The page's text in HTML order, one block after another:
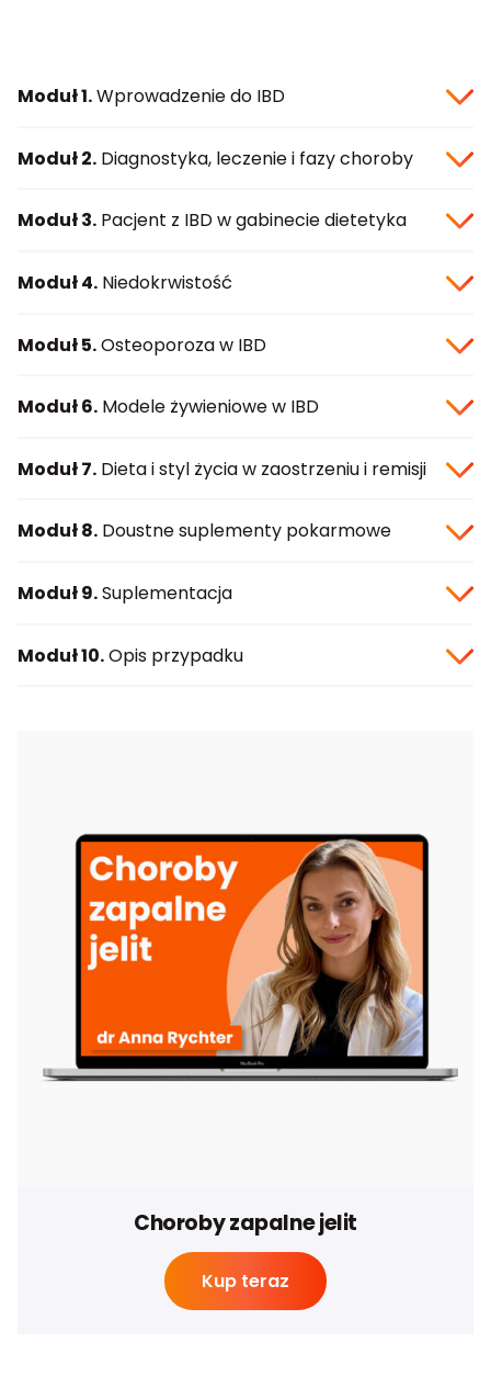
Moduł 1.Wprowadzenie do IBD
Moduł 2. Diagnostyka, leczenie i fazy choroby
Moduł 3. Pacjent z IBD w gabinecie dietetyka
Moduł 4. Niedokrwistość
Moduł 5.Osteoporoza w IBD
Moduł 6. Modele żywieniowe w IBD
Moduł 7. Dieta i styl życia w zaostrzeniu i remisji
Moduł 8. Doustne suplementy pokarmowe
Moduł 9.Suplementacja
Moduł 10.Opis przypadku
Choroby zapalne jelit
Kup teraz